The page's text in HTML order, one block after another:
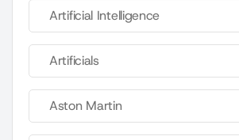
Artificial Intelligence
Artificials
Aston Martin